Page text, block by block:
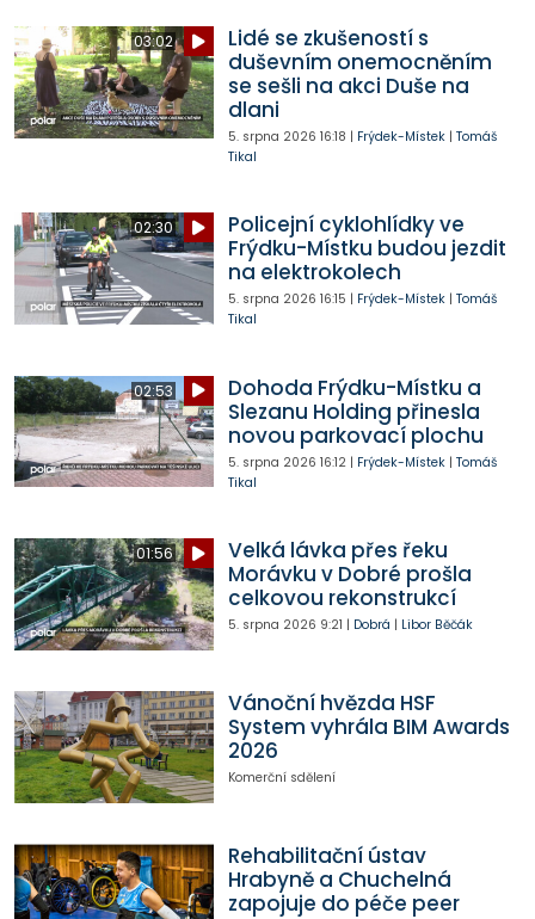
03:02
Lidé se zkušeností s
duševním onemocněním
se sešli na akci Duše na
dlani
5. srpna 2026 16:18 | Frýdek-Místek| Tomáš
Tikal
02:30
Policejní cyklohlídky ve
Frýdku-Místku budou jezdit
na elektrokolech
5. srpna 2026 16:15 | Frýdek-Místek| Tomáš
Tikal
02:53
Dohoda Frýdku-Místku a
Slezanu Holding přinesla
novou parkovací plochu
5. srpna 2026 16:12| Frýdek-Místek| Tomáš
Tikal
01:56
Velká lávka přes řeku
Morávku v Dobré prošla
celkovou rekonstrukcí
5. srpna 2026 9:21 | Dobrá | Libor Běčák
Vánoční hvězda HSF
System vyhrála BIM Awards
2026
Komerční sdělení
Rehabilitační ústav
Hrabyně a Chuchelná
zapojuje do péče peer